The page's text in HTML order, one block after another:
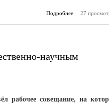
Подробнее
о В СФ
27
научным
рабочее совещание, на